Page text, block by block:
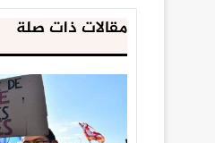
مقالات ذات صلة